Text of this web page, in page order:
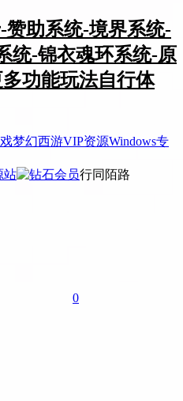
赞助系统-境界系统-
统-锦衣魂环系统-原
功能玩法自行体
梦幻西游VIP资源Windows专
行同陌路
0